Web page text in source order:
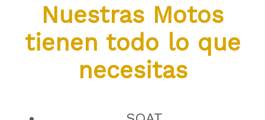
Nuestras Motos
tienen todo lo que
necesitas